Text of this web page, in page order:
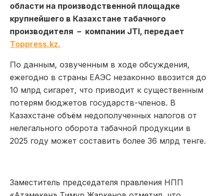
области на производственной площадке
крупнейшего в Казахстане табачного
производителя – компании JTI, передает
Toppress.kz.
По данным, озвученным в ходе обсуждения,
ежегодно в страны ЕАЭС незаконно ввозится до
10 млрд сигарет, что приводит к существенным
потерям бюджетов государств-членов. В
Казахстане объём недополученных налогов от
нелегального оборота табачной продукции в
2025 году может составить более 36 млрд тенге.
Заместитель председателя правления НПП